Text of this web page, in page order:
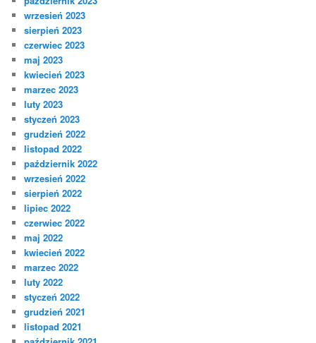
wrzesień 2023
sierpień 2023
czerwiec 2023
maj 2023
kwiecień 2023
marzec 2023
luty 2023
styczeń 2023
grudzień 2022
listopad 2022
październik 2022
wrzesień 2022
sierpień 2022
lipiec 2022
czerwiec 2022
maj 2022
kwiecień 2022
marzec 2022
luty 2022
styczeń 2022
grudzień 2021
listopad 2021